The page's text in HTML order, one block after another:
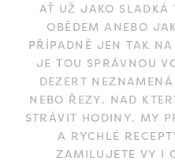
AŤ UŽ JAKO SLADKÁ
OBĚDEM ANEBO
PŘÍPADNĚ JEN TAK
JE TOU SPRÁVNOU
DEZERT
NEBO ŘEZY, NAD
STRÁVIT HODINY. MY
A RYCHLÉ
ZAMILUJETE VY I